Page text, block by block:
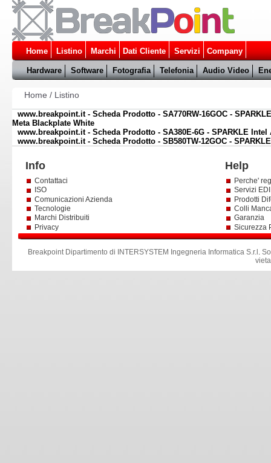
Home Listino Marchi Dati Cliente Servizi Company
Hardware Software Fotografia Telefonia Audio Video
Home / Listino
www.breakpoint.it - Scheda Prodotto - SA770RW-16GOC -
Meta Blackplate White
www.breakpoint.it - Scheda Prodotto - SA380E-6G - SPARKLE
www.breakpoint.it - Scheda Prodotto - SB580TW-12GOC -
Info Help
Contattaci
ISO
Comunicazioni Azienda
Tecnologie
Marchi Distribuiti
Privacy
Perche'
Servizi
Prodotti
Colli
Garanzia
Sicurezza
Breakpoint Dipartimento di INTERSYSTEM Ingegneria Informatica S.r.l .